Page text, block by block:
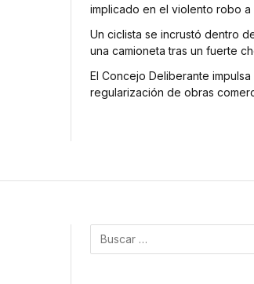
implicado en el violento robo a
Un ciclista se incrustó dentro
una camioneta tras un fuerte
El Concejo Deliberante impulsa
regularización de obras